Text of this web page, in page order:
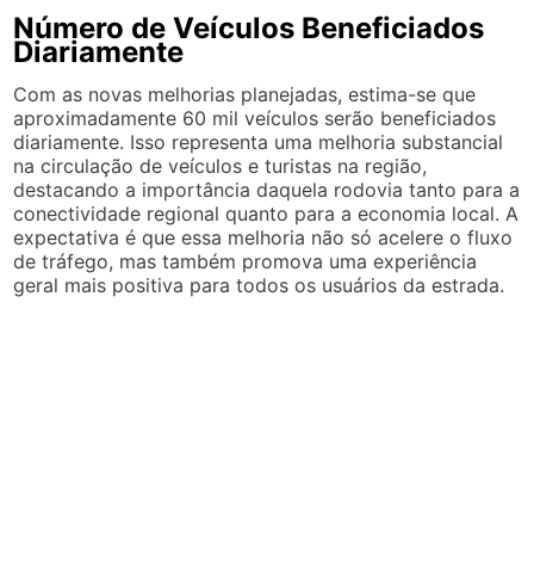
Número de Veículos Beneficiados
Diariamente
Com as novas melhorias planejadas, estima-se que
aproximadamente 60 mil veículos serão beneficiados
diariamente. Isso representa uma melhoria substancial
na circulação de veículos e turistas na região,
destacando a importância daquela rodovia tanto para a
conectividade regional quanto para a economia local. A
expectativa é que essa melhoria não só acelere o fluxo
de tráfego, mas também promova uma experiência
geral mais positiva para todos os usuários da estrada.